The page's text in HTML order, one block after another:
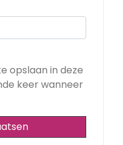
opslaan in deze
keer wanneer